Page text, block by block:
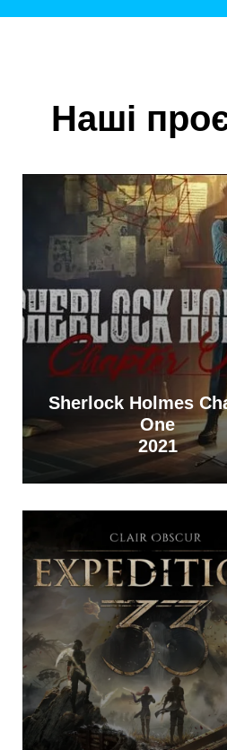
Наші
Sherlock Holmes
One
2021